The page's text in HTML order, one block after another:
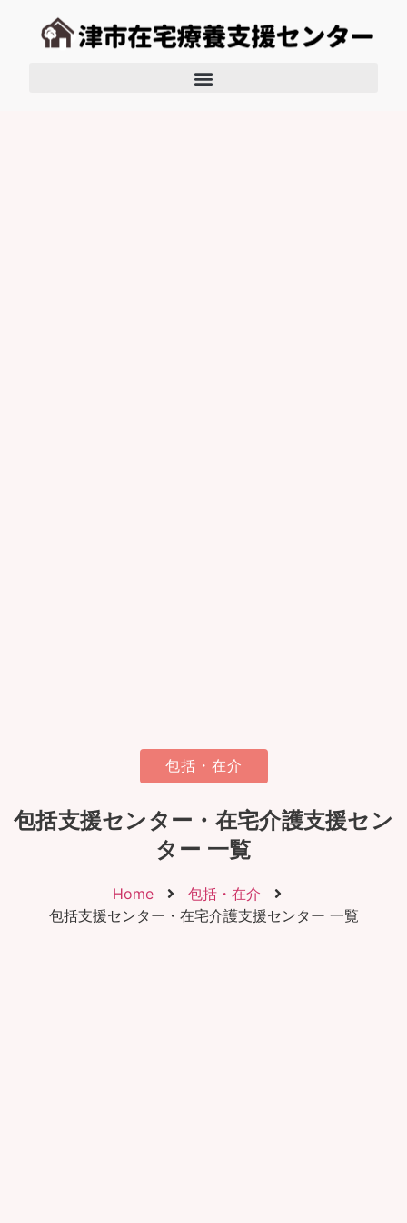
包括・在介
包括支援センター・在宅介護支援セン
ター 一覧
Home
包括・在介
包括支援センター・在宅介護支援センター 一覧